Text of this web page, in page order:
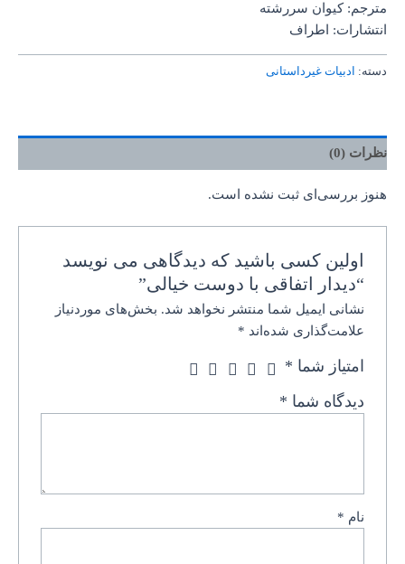
مترجم: کیوان سررشته
انتشارات: اطراف
دسته: ادبیات غیرداستانی
نظرات (0)
هنوز بررسی‌ای ثبت نشده است.
اولین کسی باشید که دیدگاهی می نویسد
“دیدار اتفاقی با دوست خیالی”
نشانی ایمیل شما منتشر نخواهد شد. بخش‌های موردنیاز
علامت‌گذاری شده‌اند *
امتیاز شما *
دیدگاه شما *
نام *